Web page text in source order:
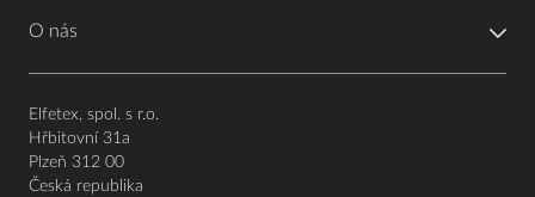
O nás
Elfetex, spol. s r.o.
Hřbitovní 31a
Plzeň 312 00
Česká republika